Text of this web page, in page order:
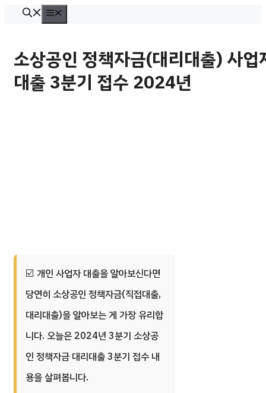
뉴
소상공인 정책자금(대리대출) 사업
대출 3분기 접수 2024년
개인 사업자 대출을 알아보신다면
당연히 소상공인 정책자금(직접대출,
대리대출)을 알아보는 게 가장 유리합
니다. 오늘은 2024년 3분기 소상공
인 정책자금 대리대출 3분기 접수 내
용을 살펴봅니다.